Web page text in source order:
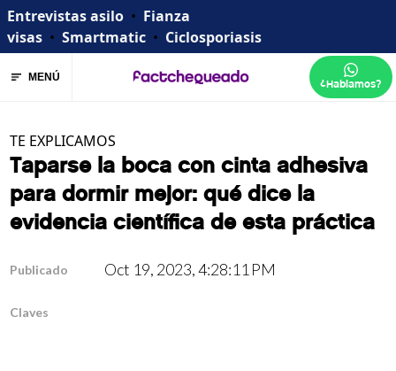
Entrevistas asilo • Fianza
visas • Smartmatic • Ciclosporiasis
MENÚ ¿Hablamos?
TE EXPLICAMOS
Taparse la boca con cinta adhesiva
para dormir mejor: qué dice la
evidencia científica de esta práctica
Publicado Oct 19, 2023, 4:28:11 PM
Claves